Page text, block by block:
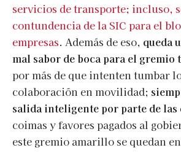
servicios de transporte; incluso,
contundencia de la SIC para el
empresas. Además de eso, queda
mal sabor de boca para el gremio
por más de que intenten tumbar
colaboración en movilidad;
salida inteligente por parte de las
coimas y favores pagados al
este gremio amarillo se quedan